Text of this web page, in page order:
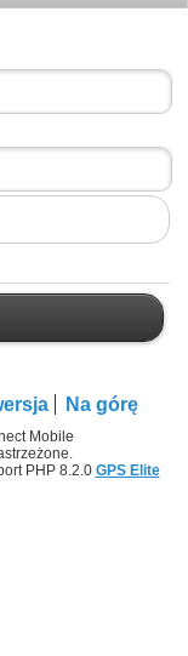
Na górę
Mobile
PHP 8.2.0 GPS Elite